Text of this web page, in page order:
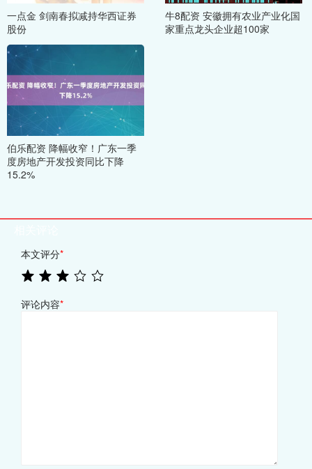
一点金 剑南春拟减持华西证券
股份
牛8配资 安徽拥有农业产业化国
家重点龙头企业超100家
伯乐配资 降幅收窄！广东一季
度房地产开发投资同比下降
15.2%
本文评分*
评论内容*